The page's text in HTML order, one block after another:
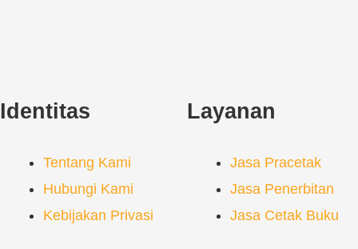
Identitas
Tentang Kami
Hubungi Kami
Kebijakan Privasi
Layanan
Jasa Pracetak
Jasa Penerbitan
Jasa Cetak Buku